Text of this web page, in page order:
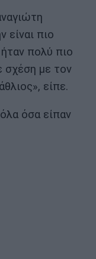
είναι πιο
πολύ πιο
σχέση με τον
είπε.
όσα είπαν